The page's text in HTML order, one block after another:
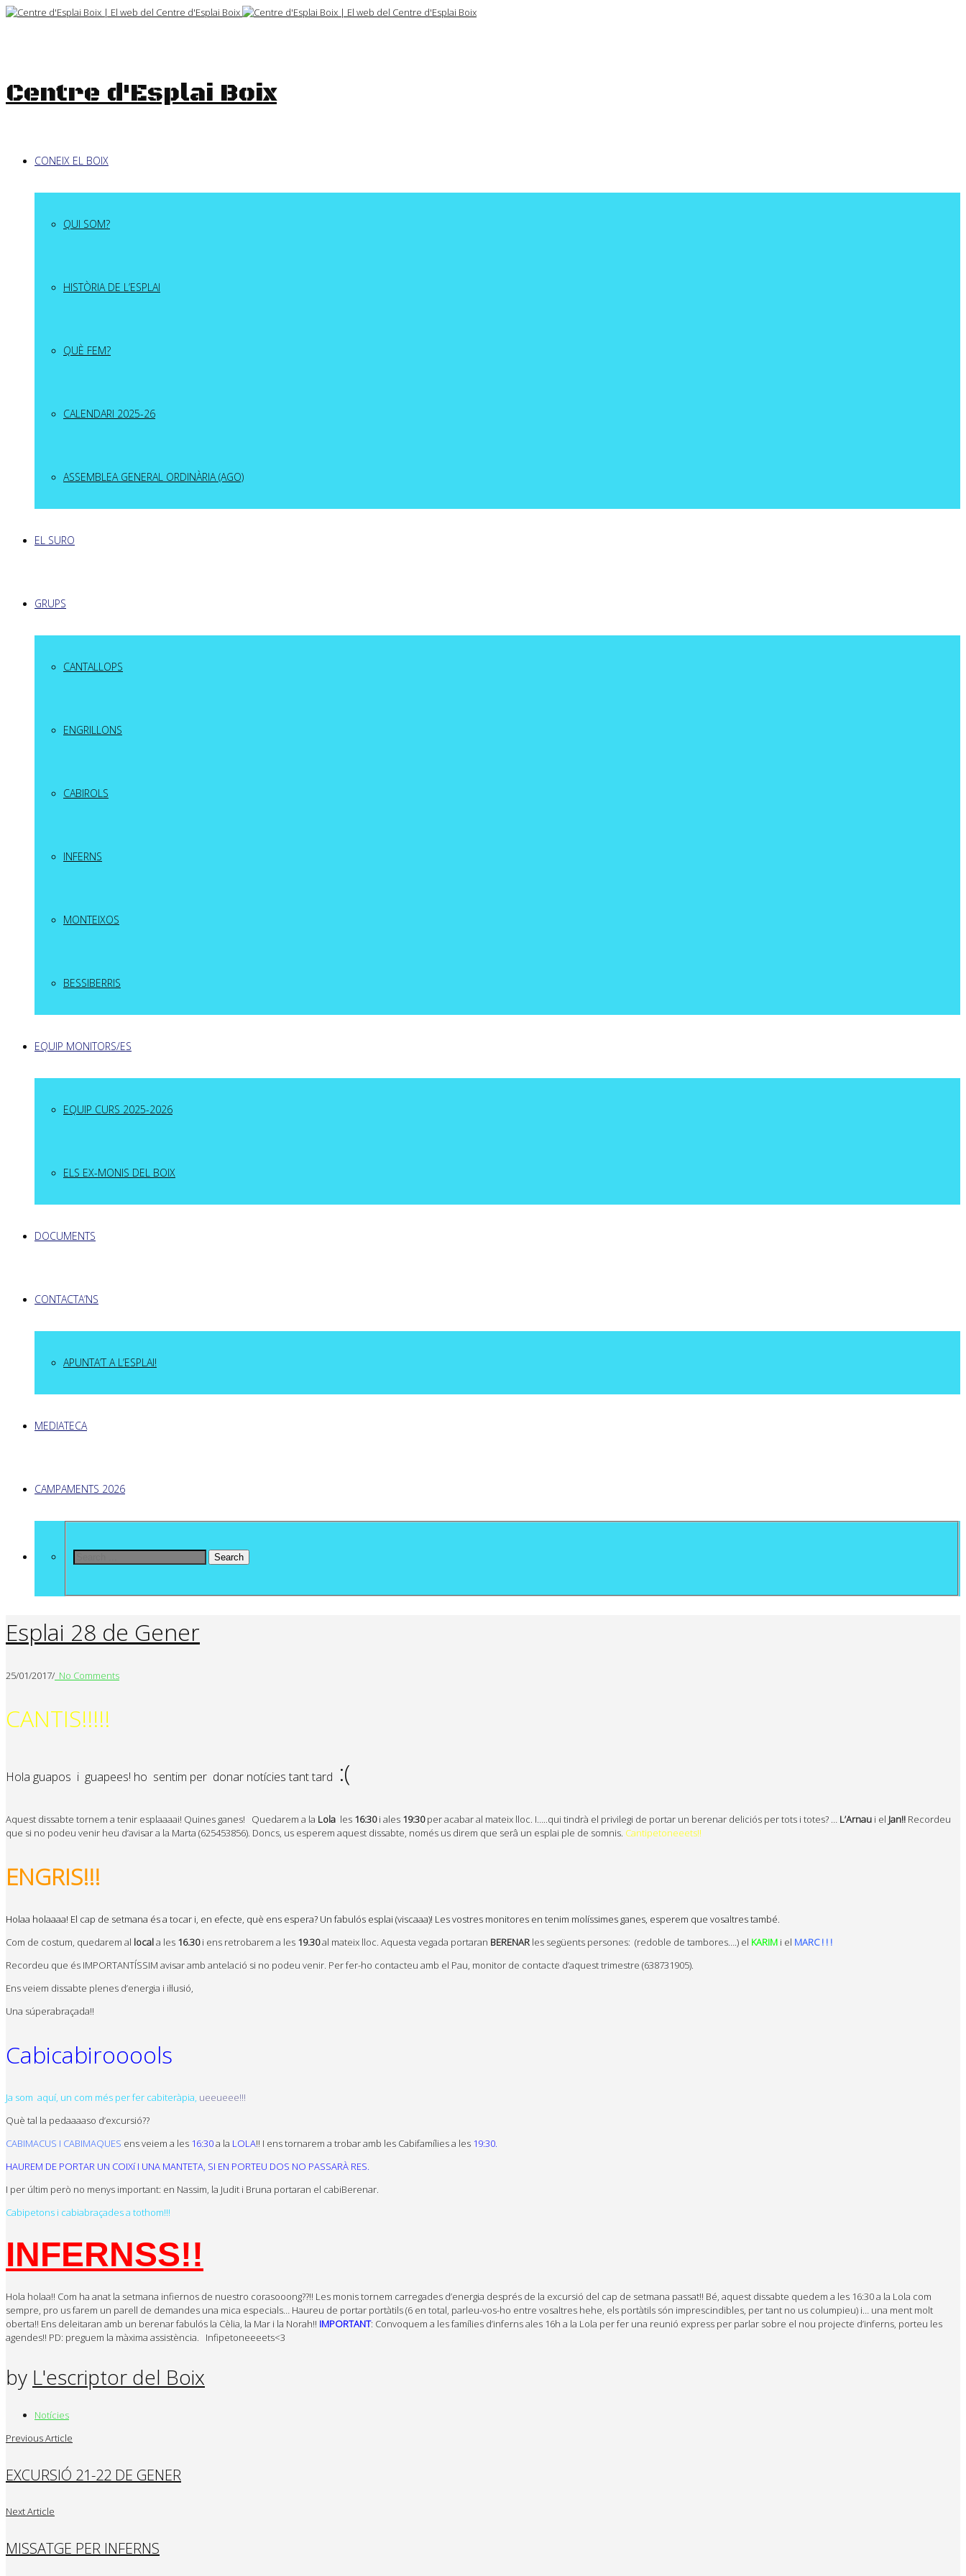
Skip
Centre d'Esplai Boix
CONEIX EL BOIX
QUI SOM?
HISTÒRIA DE L’ESPLAI
QUÈ FEM?
CALENDARI 2025-26
ASSEMBLEA GENERAL ORDINÀRIA (AGO)
EL SURO
GRUPS
CANTALLOPS
ENGRILLONS
CABIROLS
INFERNS
MONTEIXOS
BESSIBERRIS
EQUIP MONITORS/ES
EQUIP CURS 2025-2026
ELS EX-MONIS DEL BOIX
DOCUMENTS
CONTACTA’NS
APUNTA’T A L’ESPLAI!
MEDIATECA
CAMPAMENTS 2026
Search
Esplai 28 de Gener
25/01/2017/ No Comments
CANTIS!!!!!
Hola guapos i guapees! ho sentim per donar notícies tant tard :(
Aquest dissabte tornem a tenir esplaaaai! Quines ganes! Quedarem a la Lola les 16:30i ales 19:30per acabar al mateix lloc. I…..qui tindrà el privilegi de portar un berenar deliciós per tots i totes? … L’Arnau i el Jan!! Recordeu
que si no podeu venir heu d’avisar a la Marta (625453856). Doncs, us esperem aquest dissabte, només us direm que serâ un esplai ple de somnis. Cantipetoneeets!!
ENGRIS!!!
Holaa holaaaa! El cap de setmana és a tocar i, en efecte, què ens espera? Un fabulós esplai (viscaaa)! Les vostres monitores en tenim molíssimes ganes, esperem que vosaltres també.
Com de costum, quedarem al locala les 16.30i ens retrobarem a les 19.30al mateix lloc. Aquesta vegada portaran BERENAR les següents persones: (redoble de tambores….) el KARIM i el MARC ! ! !
Recordeu que és IMPORTANTÍSSIM avisar amb antelació si no podeu venir. Per fer-ho contacteu amb el Pau, monitor de contacte d’aquest trimestre (638731905).
Ens veiem dissabte plenes d’energia i il·lusió,
Una súperabraçada!!
Cabicabirooools
Ja som aquí, un com més per fer cabiteràpia, ueeueee!!!
Què tal la pedaaaaso d’excursió??
CABIMACUS I CABIMAQUES ens veiem a les 16:30a la LOLA!! I ens tornarem a trobar amb les Cabifamílies a les 19:30.
HAUREM DE PORTAR UN COIXí I UNA MANTETA, SI EN PORTEU DOS NO PASSARÀ RES.
I per últim però no menys important: en Nassim, la Judit i Bruna portaran el cabiBerenar.
Cabipetons i cabiabraçades a tothom!!!
INFERNSS!!
Hola holaa!! Com ha anat la setmana infiernos de nuestro corasooong??!! Les monis tornem carregades d’energia després de la excursió del cap de setmana passat!! Bé, aquest dissabte quedem a les 16:30 a la Lola com
sempre, pro us farem un parell de demandes una mica especials… Haureu de portar portàtils (6 en total, parleu-vos-ho entre vosaltres hehe, els portàtils són imprescindibles, per tant no us columpieu) i… una ment molt
oberta!! Ens deleitaran amb un berenar fabulós la Cèlia, la Mar i la Norah!! IMPORTANT: Convoquem a les famílies d’inferns ales 16h a la Lola per fer una reunió express per parlar sobre el nou projecte d’inferns, porteu les
agendes!! PD: preguem la màxima assistència. Infipetoneeeets<3
by L'escriptor del Boix
Notícies
Previous Article
EXCURSIÓ 21-22 DE GENER
Next Article
MISSATGE PER INFERNS